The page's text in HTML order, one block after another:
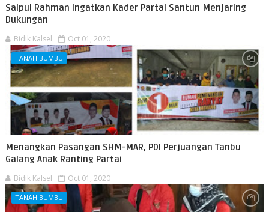
Saipul Rahman Ingatkan Kader Partai Santun Menjaring
Dukungan
Bidik Kalsel Oct 01, 2020
TANAH BUMBU
Menangkan Pasangan SHM-MAR, PDI Perjuangan Tanbu
Galang Anak Ranting Partai
Bidik Kalsel Oct 01, 2020
TANAH BUMBU